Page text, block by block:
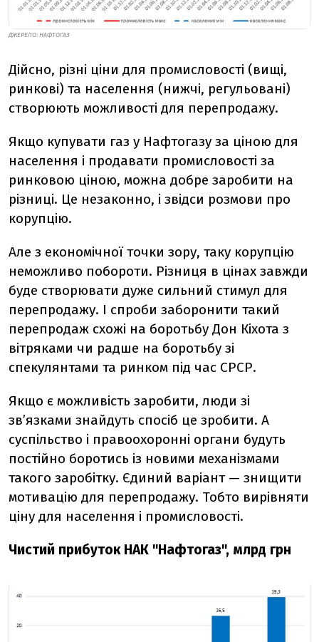
ДЖЕРЕЛО: НАФТОГАЗ
Дійсно, різні ціни для промисловості (вищі,
ринкові) та населення (нижчі, регульовані)
створюють можливості для перепродажу.
Якщо купувати газ у Нафтогазу за ціною для
населення і продавати промисловості за
ринковою ціною, можна добре заробити на
різниці. Це незаконно, і звідси розмови про
корупцію.
Але з економічної точки зору, таку корупцію
неможливо побороти. Різниця в цінах завжди
буде створювати дуже сильний стимул для
перепродажу. І спроби заборонити такий
перепродаж схожі на боротьбу Дон Кіхота з
вітряками чи радше на боротьбу зі
спекулянтами та ринком під час СРСР.
Якщо є можливість заробити, люди зі
зв’язками знайдуть спосіб це зробити. А
суспільство і правоохоронні органи будуть
постійно боротись із новими механізмами
такого заробітку. Єдиний варіант — знищити
мотивацію для перепродажу. Тобто вирівняти
ціну для населення і промисловості.
Чистий прибуток НАК "Нафтогаз", млрд грн